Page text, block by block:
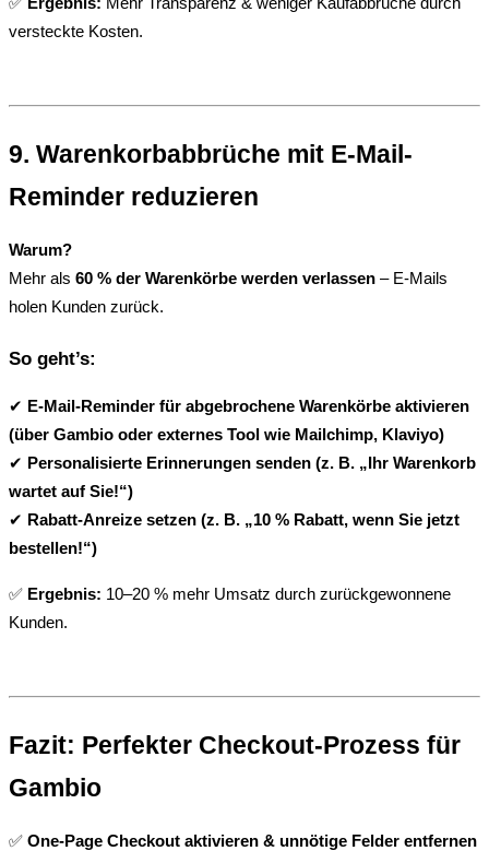
versteckte Kosten.
9. Warenkorbabbrüche mit E-Mail-
Reminder reduzieren
Warum?
Mehr als 60 % der Warenkörbe werden verlassen – E-Mails
holen Kunden zurück.
So geht’s:
✔ E-Mail-Reminder für abgebrochene Warenkörbe aktivieren
(über Gambio oder externes Tool wie Mailchimp, Klaviyo)
✔ Personalisierte Erinnerungen senden (z. B. „Ihr Warenkorb
wartet auf Sie!“)
✔ Rabatt-Anreize setzen (z. B. „10 % Rabatt, wenn Sie jetzt
bestellen!“)
✅ Ergebnis: 10–20 % mehr Umsatz durch zurückgewonnene
Kunden.
Fazit: Perfekter Checkout-Prozess für
Gambio
✅ One-Page Checkout aktivieren & unnötige Felder entfernen